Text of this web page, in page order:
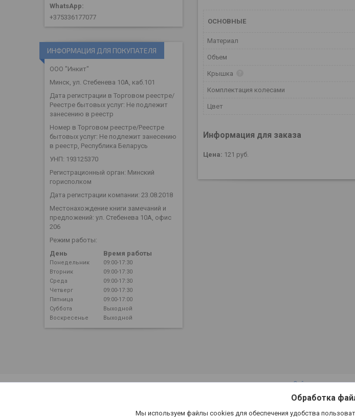
ОСНОВНЫЕ
Материал
Объем
Крышка
Комплектация колесами
Цвет
Информация для заказа
Цена: 121 руб.
+375336177077
ИНФОРМАЦИЯ ДЛЯ ПОКУПАТЕЛЯ
ООО "Инкит"
Минск, ул. Стебенева 10А, каб.101
Дата регистрации в Торговом реестре/
Реестре бытовых услуг: Не подлежит
занесению в реестр
Номер в Торговом реестре/Реестре
бытовых услуг: Не подлежит занесению
в реестр, Республика Беларусь
УНП: 193125370
Регистрационный орган: Минский
горисполком
Дата регистрации компании: 23.08.2018
Местонахождение книги замечаний и
предложений: ул. Стебенева 10А, офис
206
Режим работы:
День
Время работы
Понедельник
09:00-17:30
Вторник
09:00-17:30
Среда
09:00-17:30
Четверг
09:00-17:30
Пятница
09:00-17:00
Суббота
Выходной
Воскресенье
Выходной
Сайт создан на
Политика обработки
Обработка
Мы используем файлы cookies для обеспечения удобства
ООО "Инкит" |
Select